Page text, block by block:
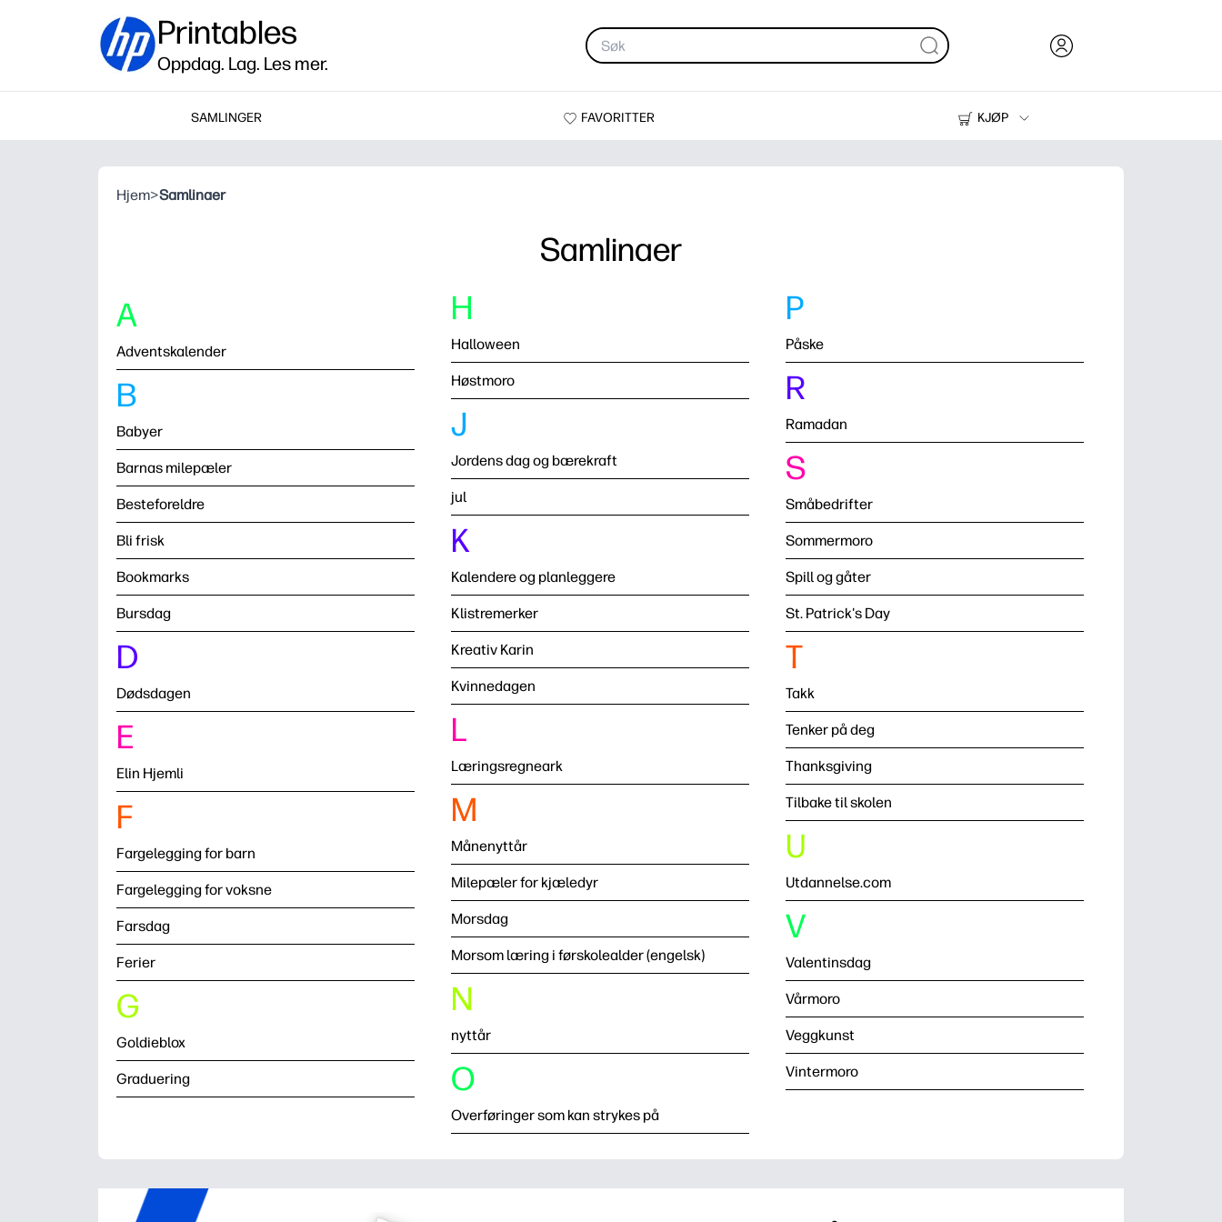
Printables
Oppdag. Lag. Les mer.
SAMLINGER FAVORITTER
KJØP
Skrivere
Hjem>Samlinaer
Samlinaer
A
Adventskalender
B
Babyer
Barnas milepæler
Besteforeldre
Bli frisk
Bookmarks
Bursdag
D
Dødsdagen
E
Elin Hjemli
F
Fargelegging for barn
Fargelegging for voksne
Farsdag
Ferier
G
Goldieblox
Graduering
H
Halloween
Høstmoro
J
Jordens dag og bærekraft
jul
K
Kalendere og planleggere
Klistremerker
Kreativ Karin
Kvinnedagen
L
Læringsregneark
M
Månenyttår
Milepæler for kjæledyr
Morsdag
Morsom læring i førskolealder (engelsk)
N
nyttår
O
Overføringer som kan strykes på
P
Påske
R
Ramadan
S
Småbedrifter
Sommermoro
Spill og gåter
St. Patrick's Day
T
Takk
Tenker på deg
Thanksgiving
Tilbake til skolen
U
Utdannelse.com
V
Valentinsdag
Vårmoro
Veggkunst
Vintermoro